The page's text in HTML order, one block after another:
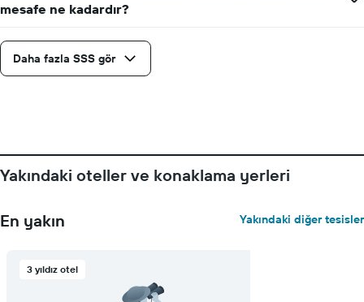
mesafe ne kadardır?
Daha fazla SSS gör
Yakındaki oteller ve konaklama yerleri
En yakın Yakındaki diğer tesisler
3 yıldız otel